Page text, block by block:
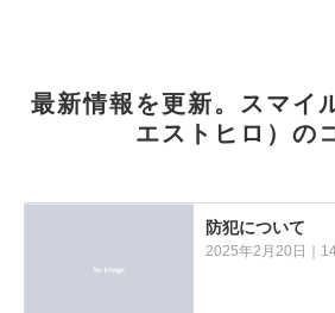
最新情報を更新。スマイ
エストヒロ）の
防犯について
2025年2月20日｜